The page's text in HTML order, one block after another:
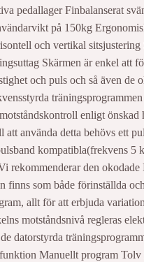
pedallager Finbalanserat
på 150kg
och vertikal sitsjustering
Skärmen är enkel att
och puls och så även de
enligt önskad
att använda detta behövs ett
kompatibla(frekvens 5
rekommenderar den
finns som både förinställda
allt för att erbjuda
motståndsnivå regleras
datorstyrda
Manuellt program